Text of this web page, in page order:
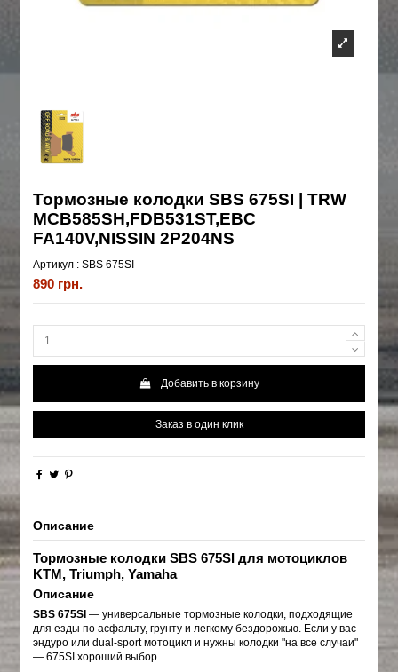
Тормозные колодки SBS 675SI | TRW
MCB585SH,FDB531ST,EBC
FA140V,NISSIN 2P204NS
Артикул : SBS 675SI
890 грн.
Добавить в корзину
Заказ в один клик
Описание
Тормозные колодки SBS 675SI для мотоциклов
KTM, Triumph, Yamaha
Описание
SBS 675SI — универсальные тормозные колодки, подходящие
для езды по асфальту, грунту и легкому бездорожью. Если у вас
эндуро или dual-sport мотоцикл и нужны колодки "на все случаи"
— 675SI хороший выбор.